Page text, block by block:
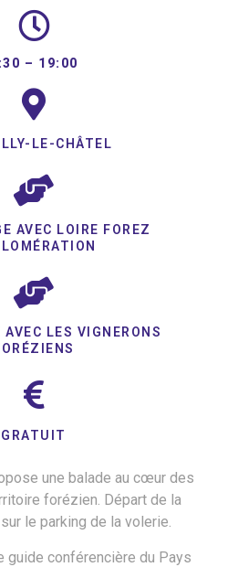
– 19:00
LE-CHÂTEL
AVEC LOIRE FOREZ
AVEC LES VIGNERONS
GRATUIT
une balade au cœur des
forézien. Départ de la
le parking de la volerie.
guide conférencière du Pays